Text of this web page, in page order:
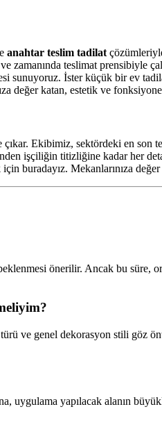
anahtar teslim tadilat
teslimat prensibiyle
sunuyoruz. İster küçük bir ev
değer katan, estetik ve
Ekibimiz, sektördeki en
işçiliğin titizliğine kadar her
buradayız. Mekanlarınıza
önerilir. Ancak bu
ve genel dekorasyon stili göz
uygulama yapılacak alanın